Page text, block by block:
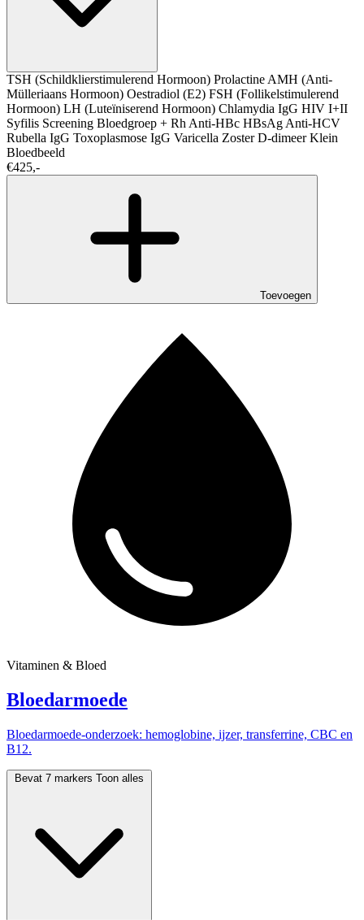
TSH (Schildklierstimulerend Hormoon) Prolactine AMH (Anti-
Mülleriaans Hormoon) Oestradiol (E2) FSH (Follikelstimulerend
Hormoon) LH (Luteïniserend Hormoon) Chlamydia IgG HIV I+II
Syfilis Screening Bloedgroep + Rh Anti-HBc HBsAg Anti-HCV
Rubella IgG Toxoplasmose IgG Varicella ZosterD-dimeerKlein
Bloedbeeld
€425,-
Toevoegen
Vitaminen & Bloed
Bloedarmoede
Bloedarmoede-onderzoek: hemoglobine, ijzer, transferrine, CBC en
B12.
Bevat 7 markers Toon alles